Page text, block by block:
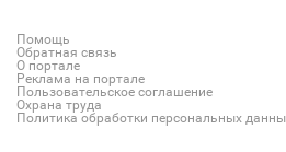
Помощь
Обратная связь
О портале
Реклама на портале
Пользовательское соглашение
Охрана труда
Политика обработки персональных